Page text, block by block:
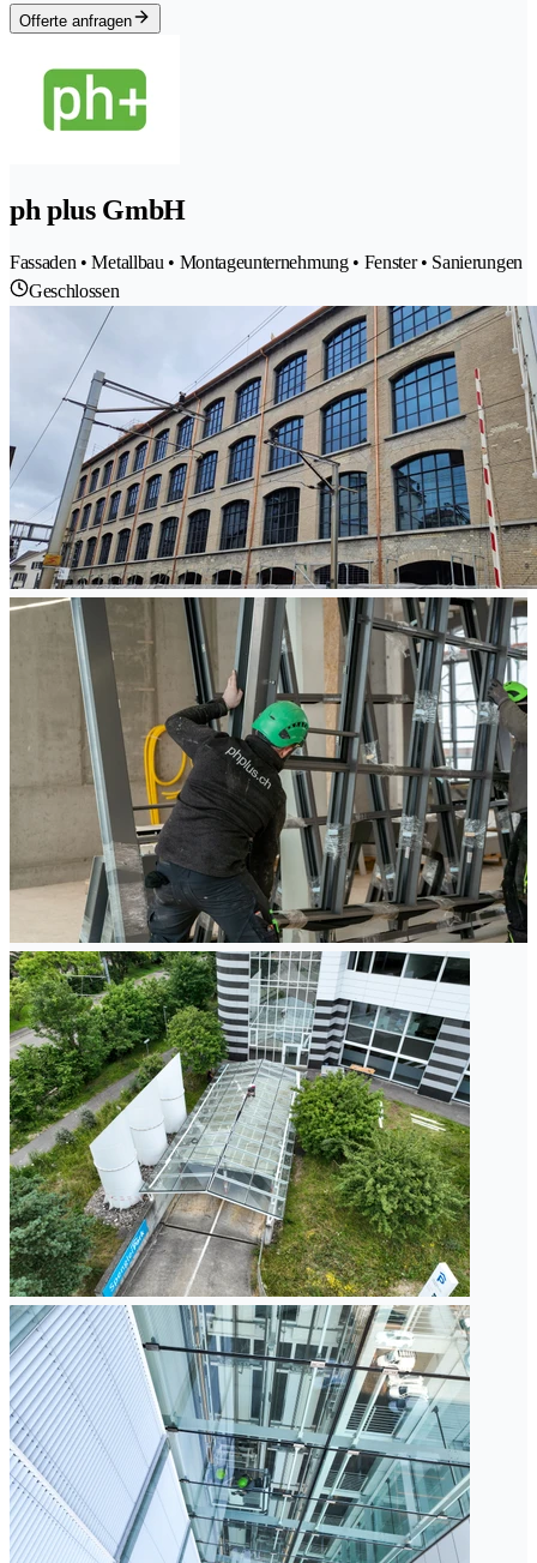
Offerte anfragen
ph plus GmbH
Fassaden • Metallbau • Montageunternehmung • Fenster • Sanierungen
Geschlossen